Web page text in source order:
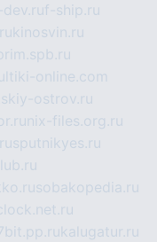
f-ship.ru
kinosvin.ru
online.com
ostrov.ru
nix-files.org.ru
sputnikyes.ru
sobakopedia.ru
kalugatur.ru